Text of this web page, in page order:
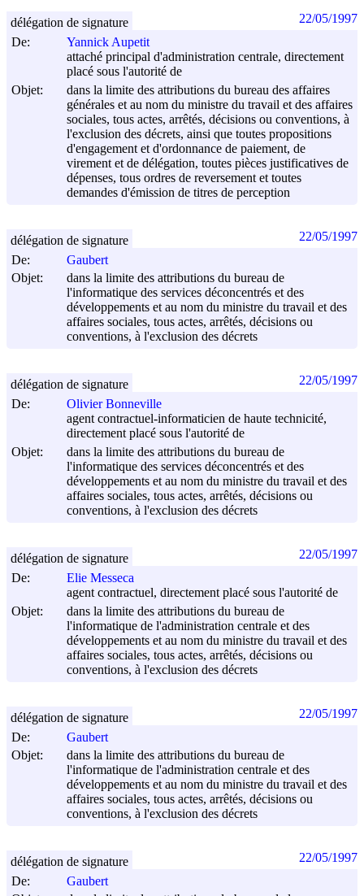
De:
Yannick Aupetit
attaché principal d'administration centrale, directement
placé sous l'autorité de
Objet:
dans la limite des attributions du bureau des affaires
générales et au nom du ministre du travail et des affaires
sociales, tous actes, arrêtés, décisions ou conventions, à
l'exclusion des décrets, ainsi que toutes propositions
d'engagement et d'ordonnance de paiement, de
virement et de délégation, toutes pièces justificatives de
dépenses, tous ordres de reversement et toutes
demandes d'émission de titres de perception
délégation de signature 22/05/1997
De:
Gaubert
Objet:
dans la limite des attributions du bureau de
l'informatique des services déconcentrés et des
développements et au nom du ministre du travail et des
affaires sociales, tous actes, arrêtés, décisions ou
conventions, à l'exclusion des décrets
délégation de signature 22/05/1997
De:
Olivier Bonneville
agent contractuel-informaticien de haute technicité,
directement placé sous l'autorité de
Objet:
dans la limite des attributions du bureau de
l'informatique des services déconcentrés et des
développements et au nom du ministre du travail et des
affaires sociales, tous actes, arrêtés, décisions ou
conventions, à l'exclusion des décrets
délégation de signature 22/05/1997
De:
Elie Messeca
agent contractuel, directement placé sous l'autorité de
Objet:
dans la limite des attributions du bureau de
l'informatique de l'administration centrale et des
développements et au nom du ministre du travail et des
affaires sociales, tous actes, arrêtés, décisions ou
conventions, à l'exclusion des décrets
délégation de signature 22/05/1997
De:
Gaubert
Objet:
dans la limite des attributions du bureau de
l'informatique de l'administration centrale et des
développements et au nom du ministre du travail et des
affaires sociales, tous actes, arrêtés, décisions ou
conventions, à l'exclusion des décrets
délégation de signature 22/05/1997
De:
Gaubert
délégation de signature 22/05/1997